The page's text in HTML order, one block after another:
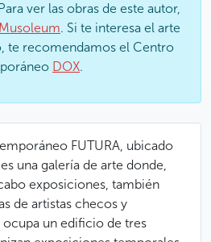
ver las obras de este autor,
Musoleum. Si te interesa el arte
te recomendamos el Centro
DOX.
FUTURA, ubicado
una galería de arte donde,
exposiciones, también
de artistas checos y
ocupa un edificio de tres